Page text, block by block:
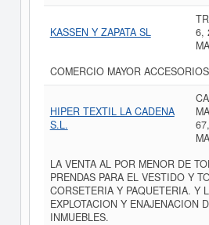
KASSEN Y ZAPATA SL
6,
COMERCIO MAYOR
HIPER TEXTIL LA CADENA
S.L.
LA VENTA AL POR MENOR DE
PRENDAS PARA EL VESTIDO Y
CORSETERIA Y PAQUETERIA. Y
EXPLOTACION Y ENAJENACION
INMUEBLES.